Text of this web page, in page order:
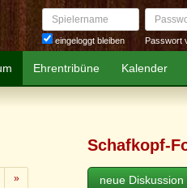
Spielername
eingeloggt bleiben
Passwort
Passwort
Ehrentribüne Kalender
»Weiter
Schafkopf-
neue Diskussion